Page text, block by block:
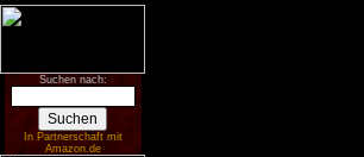
Suchen nach:
In Partnerschaft mit
Amazon.de